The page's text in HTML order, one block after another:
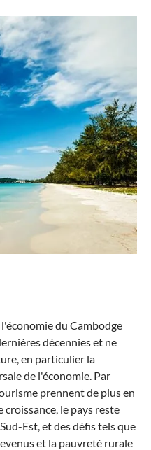
l'économie du Cambodge
décennies et ne
en particulier la
de l'économie. Par
prennent de plus en
le pays reste
Est, et des défis tels que
et la pauvreté rurale